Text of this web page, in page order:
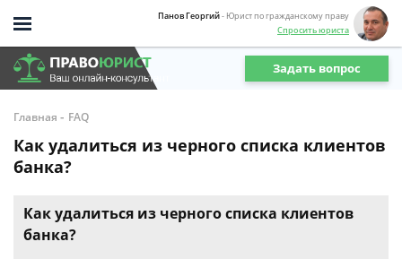
Панов Георгий- Юрист по гражданскому праву
Спросить юриста
Задать вопрос
Главная - FAQ
Как удалиться из черного списка клиентов
банка?
Как удалиться из черного списка клиентов
банка?